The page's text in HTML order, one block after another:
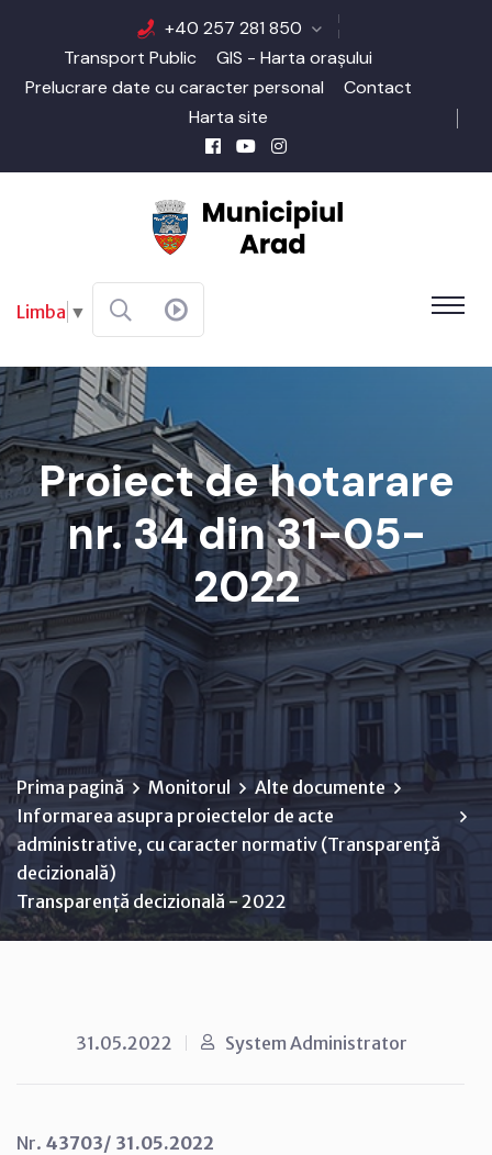
+40 257 281 850
Transport Public
GIS - Harta orașului
Prelucrare date cu caracter personal
Contact
Harta site
Limba ▼
Proiect de hotarare
nr. 34 din 31-05-
2022
Prima pagină Monitorul
Alte documente
Informarea asupra proiectelor de acte
administrative, cu caracter normativ (Transparenţă
decizională)
Transparență decizională - 2022
31.05.2022 System Administrator
Nr. 43703/ 31.05.2022